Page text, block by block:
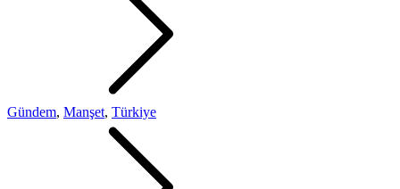
Gündem, Manşet, Türkiye